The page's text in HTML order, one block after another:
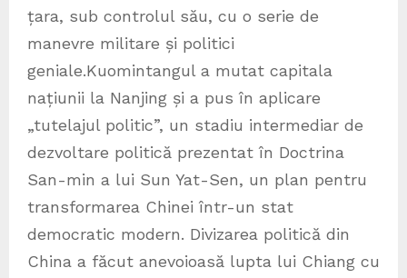
țara, sub controlul său, cu o serie de
manevre militare și politici
geniale.Kuomintangul a mutat capitala
națiunii la Nanjing și a pus în aplicare
„tutelajul politic”, un stadiu intermediar de
dezvoltare politică prezentat în Doctrina
San-min a lui Sun Yat-Sen, un plan pentru
transformarea Chinei într-un stat
democratic modern. Divizarea politică din
China a făcut anevoioasă lupta lui Chiang cu